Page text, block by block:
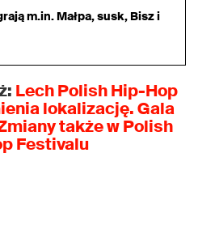
m.in. Małpa, susk, Bisz i
Lech Polish Hip-Hop
lokalizację. Gala
także w Polish
Festivalu